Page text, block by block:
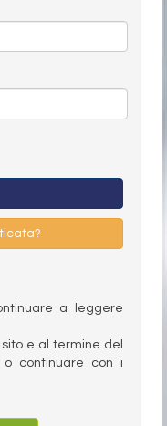
a leggere
e al termine del
continuare con i